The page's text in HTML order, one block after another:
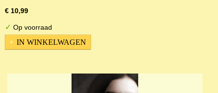
€ 10,99
✓ Op voorraad
IN WINKELWAGEN